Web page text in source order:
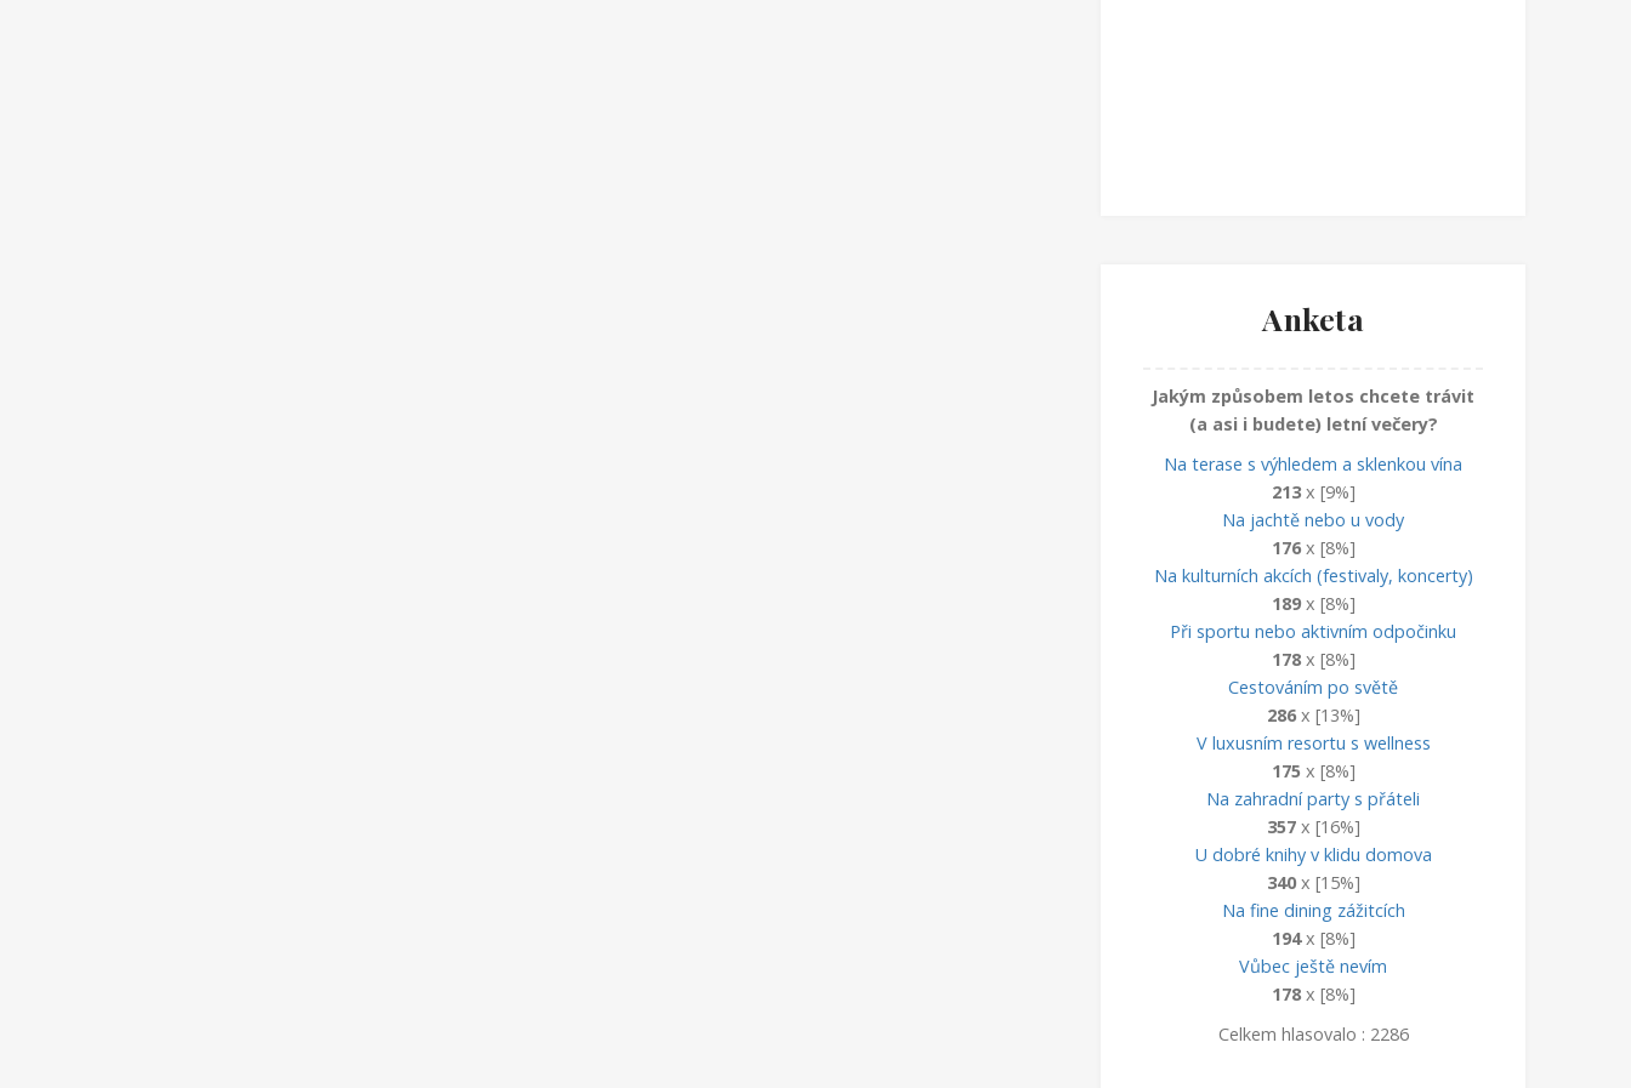
Anketa
Jakým způsobem letos chcete trávit
(a asi i budete) letní večery?
Na terase s výhledem a sklenkou vína
213x [9%]
Na jachtě nebo u vody
176x [8%]
Na kulturních akcích (festivaly, koncerty)
189x [8%]
Při sportu nebo aktivním odpočinku
178x [8%]
Cestováním po světě
286x [13%]
V luxusním resortu s wellness
175 x [8%]
Na zahradní party s přáteli
357x [16%]
U dobré knihy v klidu domova
340x [15%]
Na fine dining zážitcích
194x [8%]
Vůbec ještě nevím
178x [8%]
Celkem hlasovalo : 2286